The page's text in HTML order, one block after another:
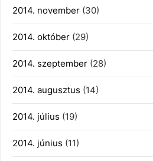
2014. november (30)
2014. október (29)
2014. szeptember (28)
2014. augusztus (14)
2014. július (19)
2014. június (11)